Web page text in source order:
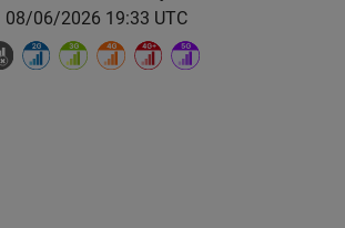
08/06/2026 19:33 UTC